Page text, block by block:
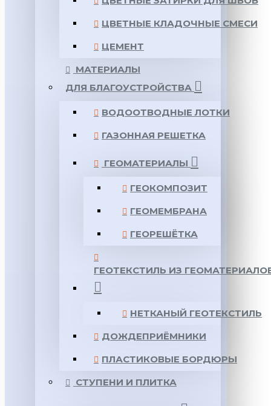
ЦВЕТНЫЕ КЛАДОЧНЫЕ СМЕСИ
ЦЕМЕНТ
МАТЕРИАЛЫ
ДЛЯ БЛАГОУСТРОЙСТВА
ВОДООТВОДНЫЕ ЛОТКИ
ГАЗОННАЯ РЕШЕТКА
ГЕОМАТЕРИАЛЫ
ГЕОКОМПОЗИТ
ГЕОМЕМБРАНА
ГЕОРЕШЁТКА
ГЕОТЕКСТИЛЬ ИЗ
НЕТКАНЫЙ ГЕОТЕКСТИЛЬ
ДОЖДЕПРИЁМНИКИ
ПЛАСТИКОВЫЕ БОРДЮРЫ
СТУПЕНИ И ПЛИТКА